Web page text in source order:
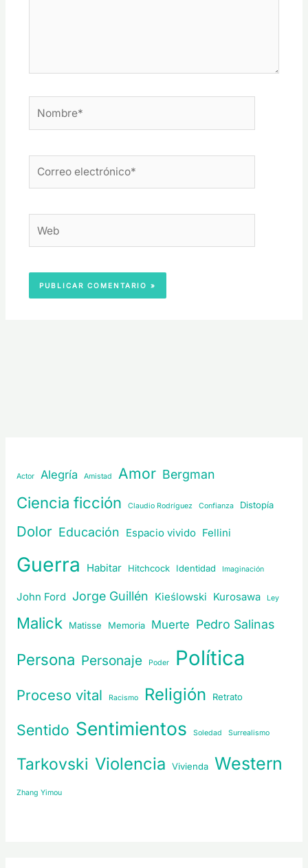
electrónico*
Actor Alegría Amistad Amor Bergman
Ciencia ficción Claudio Rodríguez Confianza Distopía
Dolor Educación Espacio vivido Fellini
Guerra Habitar Hitchcock Identidad Imaginación
John Ford Jorge Guillén Kieślowski Kurosawa Ley
Malick Matisse Memoria Muerte Pedro Salinas
Persona Personaje Poder Política
Proceso vital Racismo Religión Retrato
Sentido Sentimientos Soledad Surrealismo
Tarkovski Violencia Vivienda Western
Zhang Yimou